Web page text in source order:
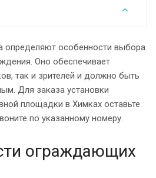
определяют особенности выбора
Оно обеспечивает
так и зрителей и должно быть
Для заказа установки
площадки в Химках оставьте
по указанному номеру.
ограждающих